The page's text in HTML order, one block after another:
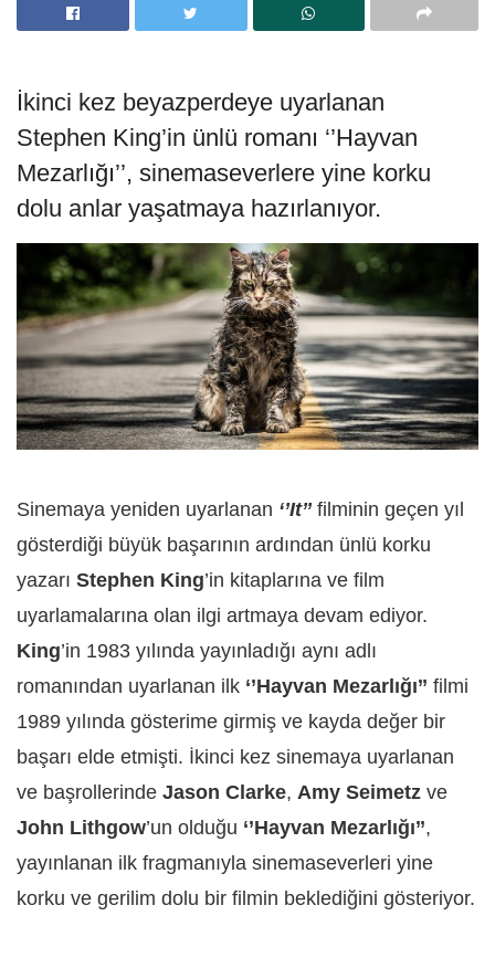
İkinci kez beyazperdeye uyarlanan
Stephen King’in ünlü romanı ‘’Hayvan
Mezarlığı’’, sinemaseverlere yine korku
dolu anlar yaşatmaya hazırlanıyor.
Sinemaya yeniden uyarlanan ‘’It’’filminin geçen yıl
gösterdiği büyük başarının ardından ünlü korku
yazarı Stephen King’in kitaplarına ve film
uyarlamalarına olan ilgi artmaya devam ediyor.
King’in 1983 yılında yayınladığı aynı adlı
romanından uyarlanan ilk ‘’Hayvan Mezarlığı’’ filmi
1989 yılında gösterime girmiş ve kayda değer bir
başarı elde etmişti. İkinci kez sinemaya uyarlanan
ve başrollerinde Jason Clarke, Amy Seimetz ve
John Lithgow’un olduğu ‘’Hayvan Mezarlığı’’,
yayınlanan ilk fragmanıyla sinemaseverleri yine
korku ve gerilim dolu bir filmin beklediğini gösteriyor.